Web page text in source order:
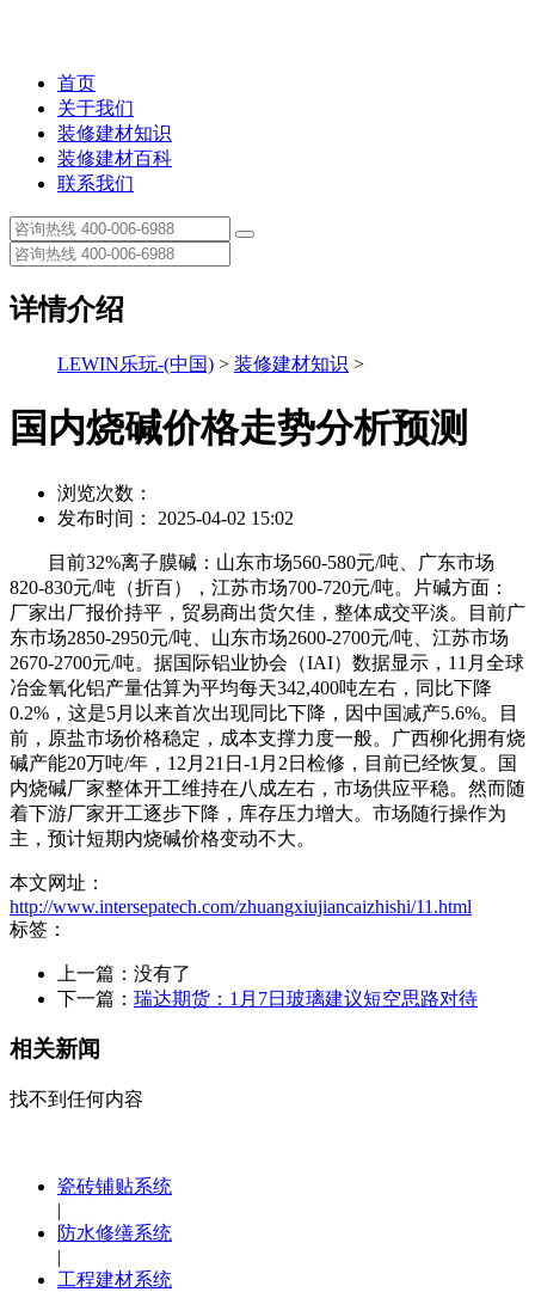
首页
关于我们
装修建材知识
装修建材百科
联系我们
详情介绍
LEWIN乐玩-(中国) > 装修建材知识 >
国内烧碱价格走势分析预测
浏览次数：
发布时间： 2025-04-02 15:02
目前32%离子膜碱：山东市场560-580元/吨、广东市场
820-830元/吨（折百），江苏市场700-720元/吨。片碱方面：
厂家出厂报价持平，贸易商出货欠佳，整体成交平淡。目前广
东市场2850-2950元/吨、山东市场2600-2700元/吨、江苏市场
2670-2700元/吨。据国际铝业协会（IAI）数据显示，11月全球
冶金氧化铝产量估算为平均每天342,400吨左右，同比下降
0.2%，这是5月以来首次出现同比下降，因中国减产5.6%。目
前，原盐市场价格稳定，成本支撑力度一般。广西柳化拥有烧
碱产能20万吨/年，12月21日-1月2日检修，目前已经恢复。国
内烧碱厂家整体开工维持在八成左右，市场供应平稳。然而随
着下游厂家开工逐步下降，库存压力增大。市场随行操作为
主，预计短期内烧碱价格变动不大。
本文网址：
http://www.intersepatech.com/zhuangxiujiancaizhishi/11.html
标签：
上一篇：没有了
下一篇： 瑞达期货：1月7日玻璃建议短空思路对待
相关新闻
找不到任何内容
瓷砖铺贴系统
|
防水修缮系统
|
工程建材系统